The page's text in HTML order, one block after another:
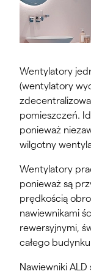
Wentylatory
(wentylatory
pomieszczeń.
ponieważ
wilgotny
Wentylatory
ponieważ są
prędkością
nawiewnikami
rewersyjnymi,
całego
Nawiewniki